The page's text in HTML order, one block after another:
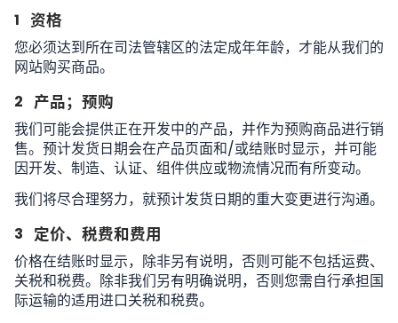
1 资格
您必须达到所在司法管辖区的法定成年年龄，才能从我们的
网站购买商品。
2 产品；预购
我们可能会提供正在开发中的产品，并作为预购商品进行销
售。预计发货日期会在产品页面和/或结账时显示，并可能
因开发、制造、认证、组件供应或物流情况而有所变动。
我们将尽合理努力，就预计发货日期的重大变更进行沟通。
3
定价、税费和费用
价格在结账时显示，除非另有说明，否则可能不包括运费、
关税和税费。除非我们另有明确说明，否则您需自行承担国
际运输的适用进口关税和税费。